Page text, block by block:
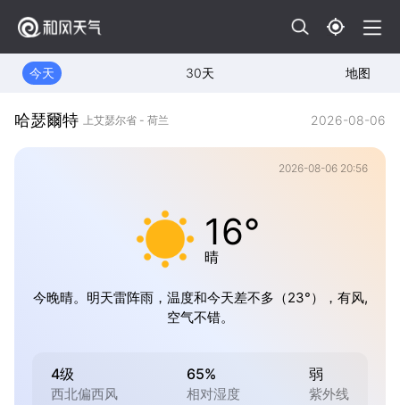
今天 30天 地图
哈瑟爾特 上艾瑟尔省 - 荷兰 2026-08-06
2026-08-06 20:56
16°
晴
今晚晴。明天雷阵雨，温度和今天差不多（23°），有风,
空气不错。
4级
西北偏西风
65%
相对湿度
弱
紫外线